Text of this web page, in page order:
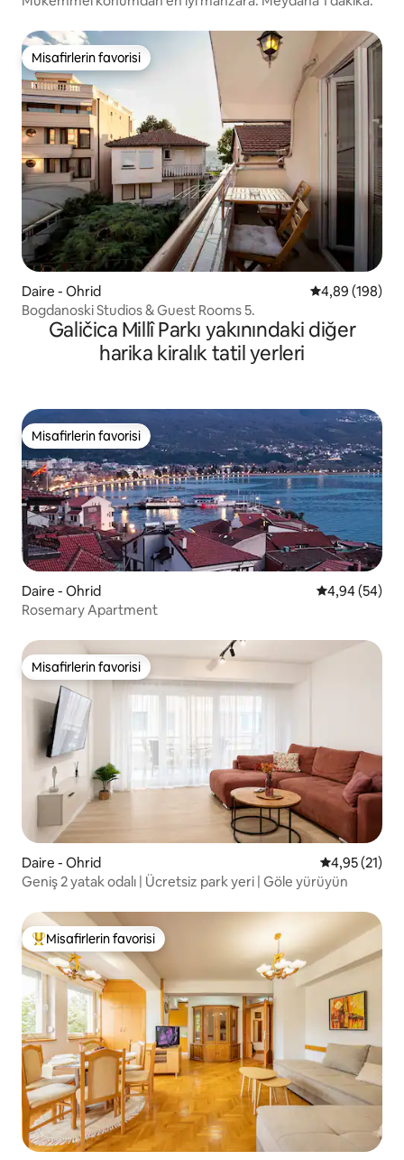
Misafirlerin favorisi
Misafirlerin favorisi
Daire - Ohrid 5 üzerinden
4,89 (198)
Bogdanoski Studios & Guest Rooms 5.
Galičica Millî Parkı yakınındaki diğer
harika kiralık tatil yerleri
Misafirlerin favorisi
Misafirlerin favorisi
Daire - Ohrid 5 üzerinden
4,94 (54)
Rosemary Apartment
Misafirlerin favorisi
Misafirlerin favorisi
Daire - Ohrid 5 üzerinden
4,95 (21)
Geniş 2 yatak odalı | Ücretsiz park yeri | Göle yürüyün
Misafirlerin favorilerinden en beğenilenler arasında
Misafirlerin favorisi